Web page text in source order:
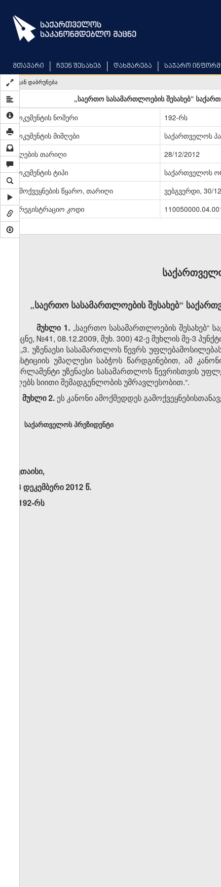
main
content
მთავარი ჩვენ შესახებ დახმარება საჯარო
უკან დაბრუნება
„საერთო სასამართლოების შესახებ“
დოკუმენტის ნომერი
192-რს
დოკუმენტის მიმღები
საქართველოს
მიღების თარიღი
28/12/2012
დოკუმენტის ტიპი
საქართველოს
გამოქვეყნების წყარო, თარიღი
ვებგვერდი, 30/
სარეგისტრაციო კოდი
„საერთო სასამართლოების შესახებ“
მუხლი 1.„საერთო სასამართლოების შესახებ“
მაცნე, №41, 08.12.2009, მუხ. 300) 42-ე მუხლის მე-3
„3. უზენაესი სასამართლოს წევრს
იუსტიციის უმაღლესი საბჭოს წარდგინებით, ამ
პარლამენტი უზენაესი სასამართლოს წევრისთვის
იღებს სიითი შემადგენლობის უმრავლესობით.“.
მუხლი 2. ეს კანონი ამოქმედდეს
საქართველოს პრეზიდენტი
ქუთაისი,
28 დეკემბერი 2012 წ.
N192-რს